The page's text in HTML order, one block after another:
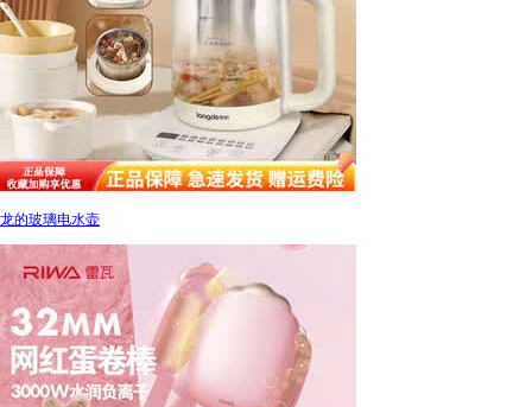
龙的玻璃电水壶